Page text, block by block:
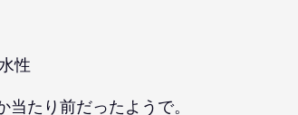
性
たり前だったようで。